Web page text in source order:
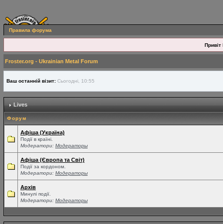
Правила форума
Привіт
Froster.org - Ukrainian Metal Forum
Ваш останній візит: Сьогодні, 10:55
Lives
Форум
Афіша (Україна)
Події в країні.
Модератори: Модераторы
Афіша (Європа та Світ)
Події за кордоном.
Модератори: Модераторы
Архів
Минулі події.
Модератори: Модераторы